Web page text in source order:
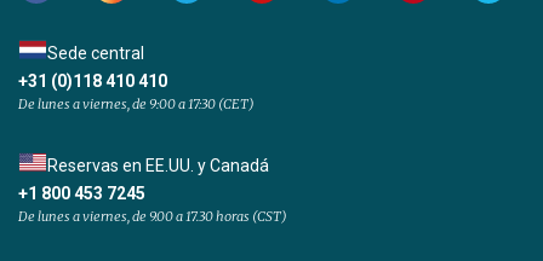
Sede central
+31 (0)118 410 410
De lunes a viernes, de 9:00 a 17:30 (CET)
Reservas en EE.UU. y Canadá
+1 800 453 7245
De lunes a viernes, de 9.00 a 17.30 horas (CST)